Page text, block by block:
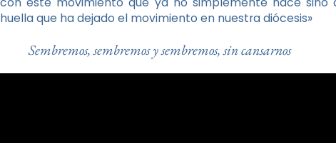
huella que ha dejado el movimiento en nuestra diócesis»
Sembremos, sembremos y sembremos, sin cansarnos